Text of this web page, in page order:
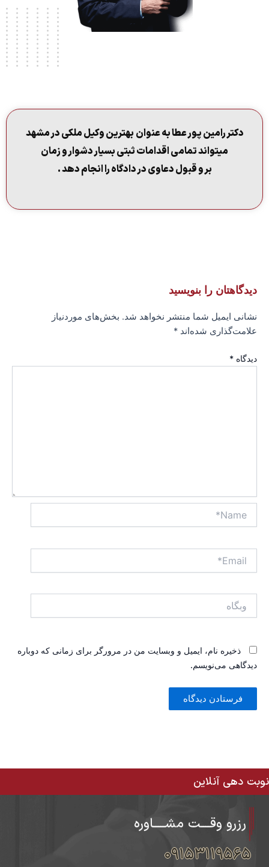
دکتر رامین پور عطا به عنوان بهترین وکیل ملکی در مشهد
میتواند تمامی اقدامات ثبتی بسیار دشوار و زمان
بر و قبول دعاوی در دادگاه را انجام دهد .
دیدگاهتان را بنویسید
نشانی ایمیل شما منتشر نخواهد شد. بخش‌های موردنیاز
علامت‌گذاری شده‌اند *
دیدگاه *
ذخیره نام، ایمیل و وبسایت من در مرورگر برای زمانی که دوباره
دیدگاهی می‌نویسم.
نوبت دهی آنلاین
رزرو وقــــت مشـــــاوره
۰۹۱۵۳۱۱۹۵۶۵